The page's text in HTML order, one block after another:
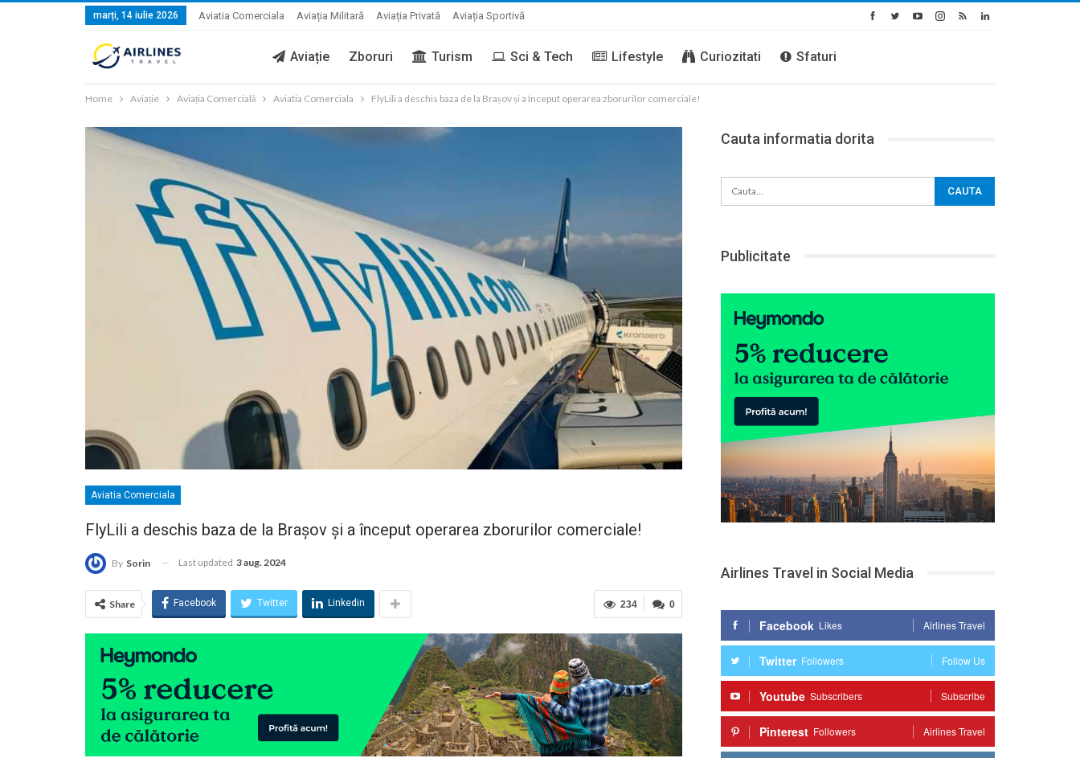
marți, 14 iulie 2026 Aviatia Comerciala Aviația Militară Aviația Privată Aviația Sportivă
Aviație Zboruri Turism Sci & Tech Lifestyle Curiozitati Sfaturi
Home Aviație Aviația Comercială Aviatia Comerciala FlyLili a deschis baza de la Brașov și a început operarea zborurilor comerciale!
Aviatia Comerciala
FlyLili a deschis baza de la Brașov și a început operarea zborurilor comerciale!
By Sorin Last updated 3 aug. 2024
0
234
Share Facebook Twitter Linkedin
Cauta informatia dorita
Publicitate
Airlines Travel in Social Media
Facebook Likes Airlines Travel
Twitter Followers Follow Us
Youtube Subscribers Subscribe
Pinterest Followers Airlines Travel